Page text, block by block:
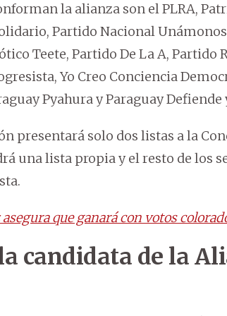
la alianza son el PLRA,
Partido Nacional
Teete, Partido De La A, Partido
Yo Creo Conciencia
Pyahura y Paraguay Defiende
presentará solo dos listas a la
una lista propia y el resto de los
que ganará con votos
candidata de la